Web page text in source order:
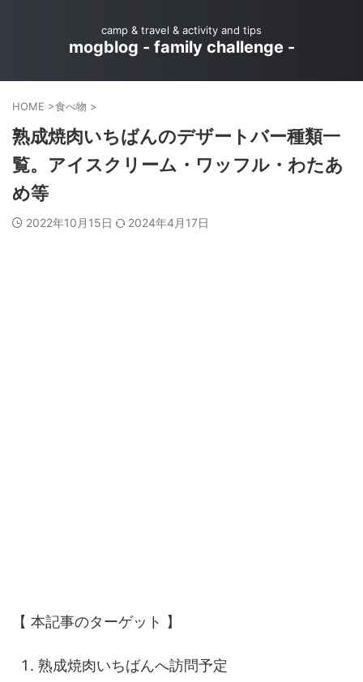
camp & travel & activity and tips
mogblog - family challenge -
HOME >食べ物 >
熟成焼肉いちばんのデザートバー種類一
覧。アイスクリーム・ワッフル・わたあ
め等
2022年10月15日 2024年4月17日
【 本記事のターゲット 】
熟成焼肉いちばんへ訪問予定